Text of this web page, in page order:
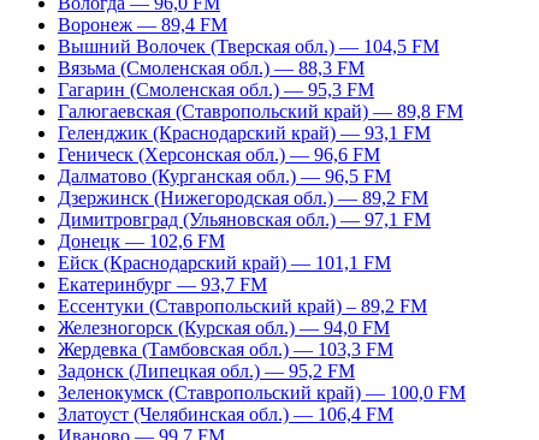
Воронеж — 89,4 FM
Вышний Волочек (Тверская обл.) — 104,5 FM
Вязьма (Смоленская обл.) — 88,3 FM
Гагарин (Смоленская обл.) — 95,3 FM
Галюгаевская (Ставропольский край) — 89,8 FM
Геленджик (Краснодарский край) — 93,1 FM
Геническ (Херсонская обл.) — 96,6 FM
Далматово (Курганская обл.) — 96,5 FM
Дзержинск (Нижегородская обл.) — 89,2 FM
Димитровград (Ульяновская обл.) — 97,1 FM
Донецк — 102,6 FM
Ейск (Краснодарский край) — 101,1 FM
Екатеринбург — 93,7 FM
Ессентуки (Ставропольский край) – 89,2 FM
Железногорск (Курская обл.) — 94,0 FM
Жердевка (Тамбовская обл.) — 103,3 FM
Задонск (Липецкая обл.) — 95,2 FM
Зеленокумск (Ставропольский край) — 100,0 FM
Златоуст (Челябинская обл.) — 106,4 FM
Иваново — 99,7 FM